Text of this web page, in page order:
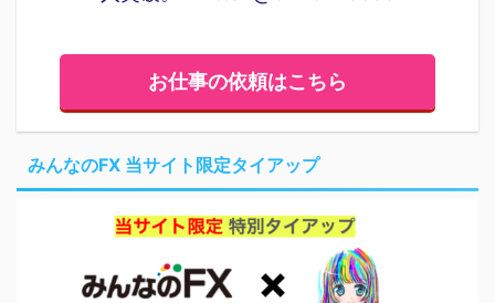
お仕事の依頼はこちら
みんなのFX 当サイト限定タイアップ